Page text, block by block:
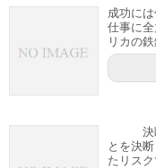
成功に
仕事に
リカの
決断
とを決
たリス